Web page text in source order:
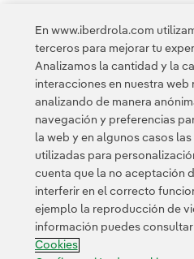
1 2 3
Contacta Clientes Política de
Transparencia en el uso de la
En www.iberdrola.com
terceros para mejorar tu
Analizamos la cantidad y la
interacciones en nuestra
analizando de manera
navegación y preferencias
la web y en algunos casos
utilizadas para
cuenta que la no aceptación
interferir en el correcto
ejemplo la reproducción de
información puedes
Cookies